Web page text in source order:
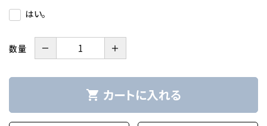
はい。
数量 － ＋
shopping_cart カートに入れる